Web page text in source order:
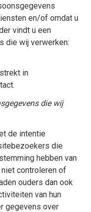
en/of omdat u
vindt u een
die wij verwerken:
in
die wij
de intentie
die
hebben van
controleren of
ouders dan ook
van hun
gegevens over